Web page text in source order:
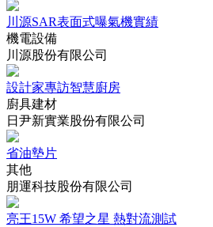
川源SAR表面式曝氣機實績
機電設備
川源股份有限公司
設計家專訪智慧廚房
廚具建材
日尹新實業股份有限公司
省油墊片
其他
朋運科技股份有限公司
亮王15W 希望之星 熱對流測試